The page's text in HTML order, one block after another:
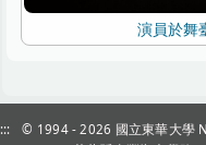
演員於舞
::: © 1994 - 2026 國立東華大學